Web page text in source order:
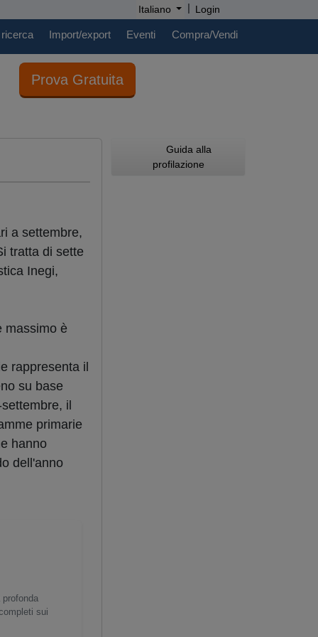
Italiano | Login
Import/export Eventi Compra/Vendi
Prova Gratuita
a settembre,
tratta di sette
Inegi,
massimo è
rappresenta il
su base
il
primarie
hanno
dell'anno
sui
Guida alla
profilazione